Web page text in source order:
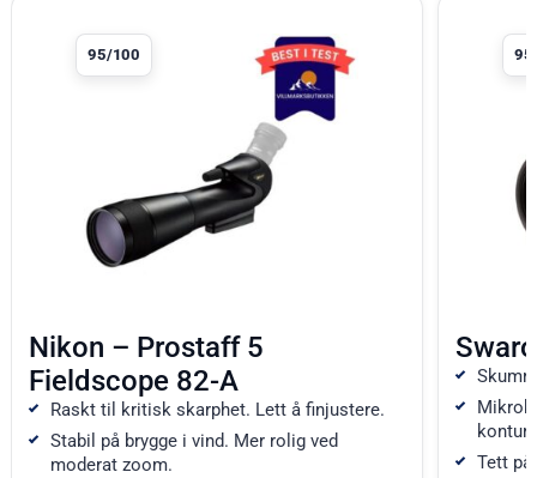
95/100
Nikon – Prostaff 5
Fieldscope 82-A
Raskt til kritisk skarphet. Lett å finjustere.
Stabil på brygge i vind. Mer rolig ved
moderat zoom.
Tett